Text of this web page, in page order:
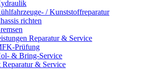
/ Kunststoffreparatur
richten
Reparatur & Service
Prüfung
& Bring-Service
& Service